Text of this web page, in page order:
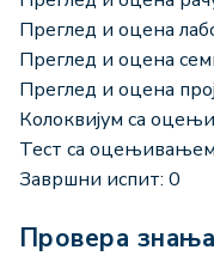
Преглед и оцена
Преглед и оцена
Преглед и оцена
Колоквијум са
Тест са
Завршни испит: 0
Провера